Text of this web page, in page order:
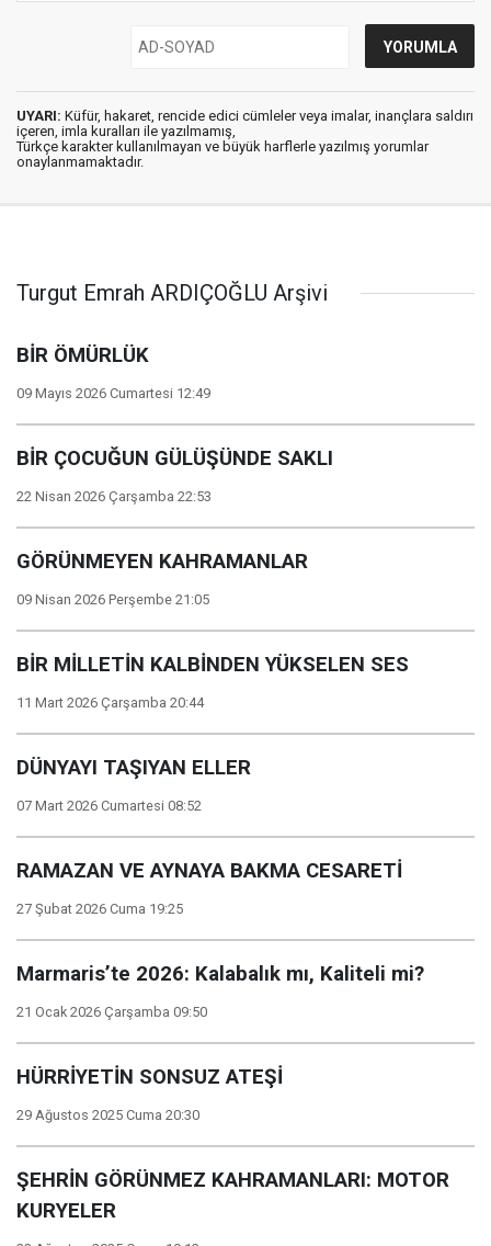
UYARI: Küfür, hakaret, rencide edici cümleler veya imalar, inançlara saldırı
içeren, imla kuralları ile yazılmamış,
Türkçe karakter kullanılmayan ve büyük harflerle yazılmış yorumlar
onaylanmamaktadır.
Turgut Emrah ARDIÇOĞLU Arşivi
BİR ÖMÜRLÜK
09 Mayıs 2026 Cumartesi 12:49
BİR ÇOCUĞUN GÜLÜŞÜNDE SAKLI
22 Nisan 2026 Çarşamba 22:53
GÖRÜNMEYEN KAHRAMANLAR
09 Nisan 2026 Perşembe 21:05
BİR MİLLETİN KALBİNDEN YÜKSELEN SES
11 Mart 2026 Çarşamba 20:44
DÜNYAYI TAŞIYAN ELLER
07 Mart 2026 Cumartesi 08:52
RAMAZAN VE AYNAYA BAKMA CESARETİ
27 Şubat 2026 Cuma 19:25
Marmaris’te 2026: Kalabalık mı, Kaliteli mi?
21 Ocak 2026 Çarşamba 09:50
HÜRRİYETİN SONSUZ ATEŞİ
29 Ağustos 2025 Cuma 20:30
ŞEHRİN GÖRÜNMEZ KAHRAMANLARI: MOTOR
KURYELER